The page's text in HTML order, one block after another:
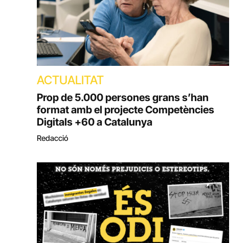
ACTUALITAT
Prop de 5.000 persones grans s’han
format amb el projecte Competències
Digitals +60 a Catalunya
Redacció